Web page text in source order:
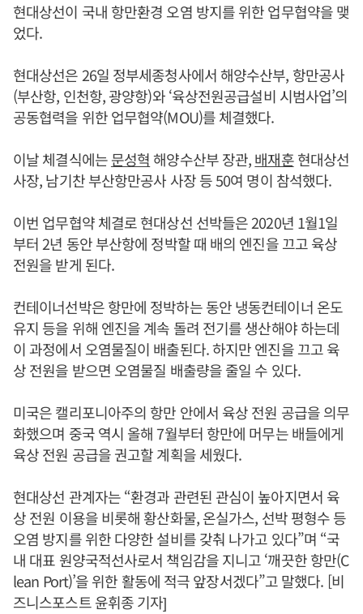
현대상선이 국내 항만환경 오염 방지를 위한 업무협약을 맺
었다.
현대상선은 26일 정부세종청사에서 해양수산부, 항만공사
(부산항, 인천항, 광양항)와 ‘육상전원공급설비 시범사업’의
공동협력을 위한 업무협약(MOU)를 체결했다.
이날 체결식에는문성혁해양수산부 장관,배재훈현대상선
사장, 남기찬 부산항만공사 사장 등 50여 명이 참석했다.
이번 업무협약 체결로 현대상선 선박들은 2020년 1월1일
부터 2년 동안 부산항에 정박할 때 배의 엔진을 끄고 육상
전원을 받게 된다.
컨테이너선박은 항만에 정박하는 동안 냉동컨테이너 온도
유지 등을 위해 엔진을 계속 돌려 전기를 생산해야 하는데
이 과정에서 오염물질이 배출된다. 하지만 엔진을 끄고 육
상 전원을 받으면 오염물질 배출량을 줄일 수 있다.
미국은 캘리포니아주의 항만 안에서 육상 전원 공급을 의무
화했으며 중국 역시 올해 7월부터 항만에 머무는 배들에게
육상 전원 공급을 권고할 계획을 세웠다.
현대상선 관계자는 “환경과 관련된 관심이 높아지면서 육
상 전원 이용을 비롯해 황산화물, 온실가스, 선박 평형수 등
오염 방지를 위한 다양한 설비를 갖춰 나가고 있다”며 “국
내 대표 원양국적선사로서 책임감을 지니고 ‘깨끗한 항만(C
lean Port)’을 위한 활동에 적극 앞장서겠다”고 말했다. [비
즈니스포스트 윤휘종 기자]